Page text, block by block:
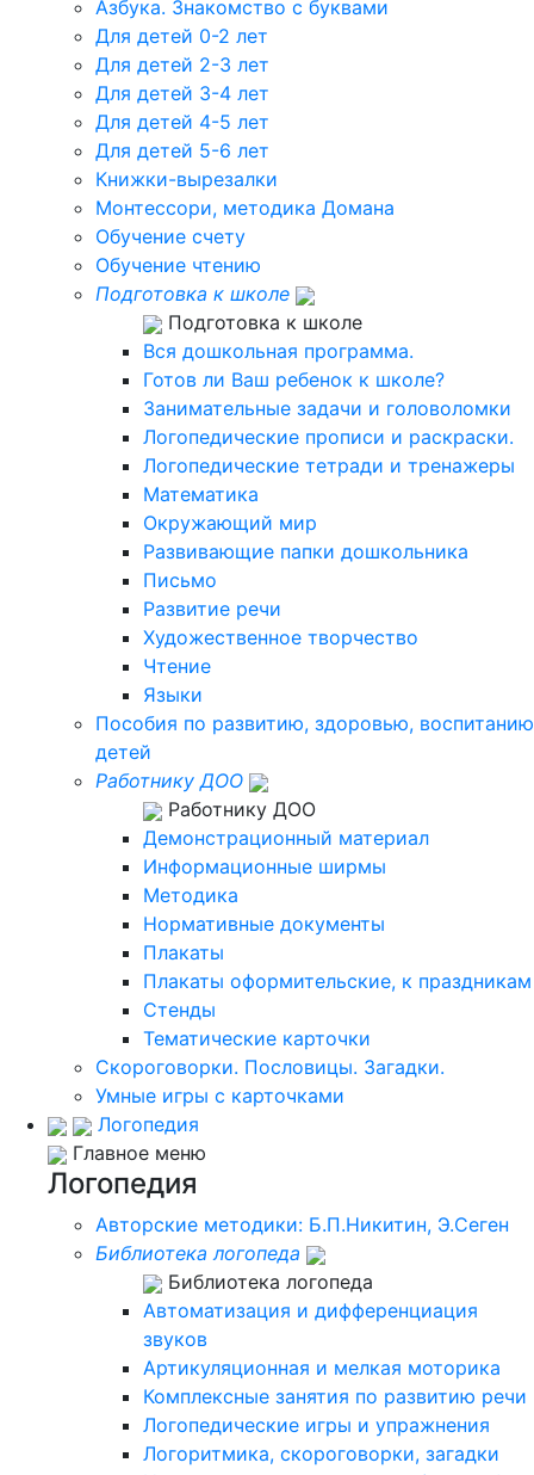
Азбука. Знакомство с буквами
Для детей 0-2 лет
Для детей 2-3 лет
Для детей 3-4 лет
Для детей 4-5 лет
Для детей 5-6 лет
Книжки-вырезалки
Монтессори, методика Домана
Обучение счету
Обучение чтению
Подготовка к школе
Подготовка к школе
Вся дошкольная программа.
Готов ли Ваш ребенок к школе?
Занимательные задачи и головоломки
Логопедические прописи и раскраски.
Логопедические тетради и тренажеры
Математика
Окружающий мир
Развивающие папки дошкольника
Письмо
Развитие речи
Художественное творчество
Чтение
Языки
Пособия по развитию, здоровью, воспитанию
детей
Работнику ДОО
Работнику ДОО
Демонстрационный материал
Информационные ширмы
Методика
Нормативные документы
Плакаты
Плакаты оформительские, к праздникам
Стенды
Тематические карточки
Скороговорки. Пословицы. Загадки.
Умные игры с карточками
Логопедия
Главное меню
Логопедия
Авторские методики: Б.П.Никитин, Э.Сеген
Библиотека логопеда
Библиотека логопеда
Автоматизация и дифференциация
звуков
Артикуляционная и мелкая моторика
Комплексные занятия по развитию речи
Логопедические игры и упражнения
Логоритмика, скороговорки, загадки